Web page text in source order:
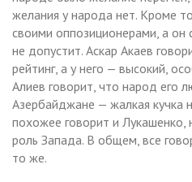
желания у народа нет. Кроме
своими оппозиционерами, а он
не допустит. Аскар Акаев
рейтинг, а у него — высокий,
Алиев говорит, что народ его
Азербайджане — жалкая кучка
похожее говорит и
роль Запада. В общем, все
то же.